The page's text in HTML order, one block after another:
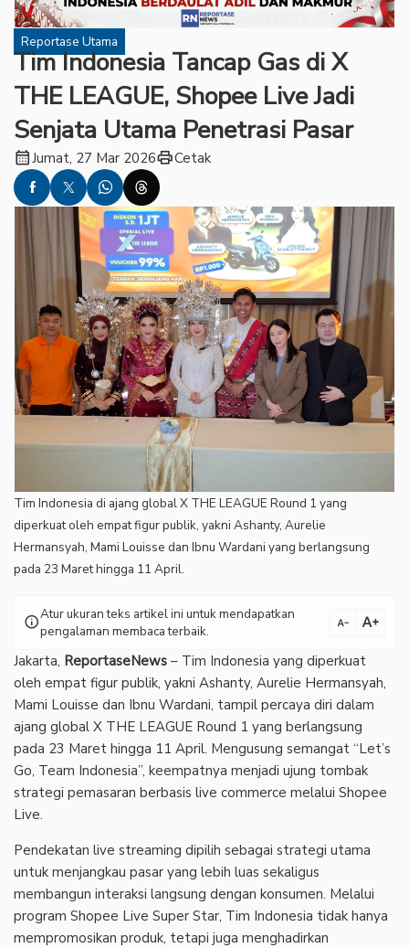
Reportase Utama
Tim Indonesia Tancap Gas di X
THE LEAGUE, Shopee Live Jadi
Senjata Utama Penetrasi Pasar
calendar_monthJumat, 27 Mar 2026printCetak
Tim Indonesia di ajang global X THE LEAGUE Round 1 yang
diperkuat oleh empat figur publik, yakni Ashanty, Aurelie
Hermansyah, Mami Louisse dan Ibnu Wardani yang berlangsung
pada 23 Maret hingga 11 April.
infoAtur ukuran teks artikel ini untuk mendapatkan
pengalaman membaca terbaik.
text_decrease text_increase
Jakarta, ReportaseNews – Tim Indonesia yang diperkuat
oleh empat figur publik, yakni Ashanty, Aurelie Hermansyah,
Mami Louisse dan Ibnu Wardani, tampil percaya diri dalam
ajang global X THE LEAGUE Round 1 yang berlangsung
pada 23 Maret hingga 11 April. Mengusung semangat “Let’s
Go, Team Indonesia”, keempatnya menjadi ujung tombak
strategi pemasaran berbasis live commerce melalui Shopee
Live.
Pendekatan live streaming dipilih sebagai strategi utama
untuk menjangkau pasar yang lebih luas sekaligus
membangun interaksi langsung dengan konsumen. Melalui
program Shopee Live Super Star, Tim Indonesia tidak hanya
mempromosikan produk, tetapi juga menghadirkan